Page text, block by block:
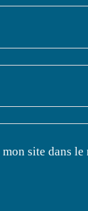
site dans